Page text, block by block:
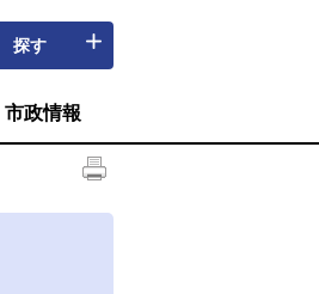
探す
市政情報